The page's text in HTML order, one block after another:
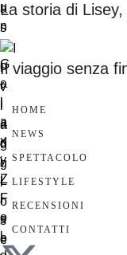
La storia di
Il viaggio senza
HOME
NEWS
SPETTACOLO
LIFESTYLE
RECENSIONI
CONTATTI